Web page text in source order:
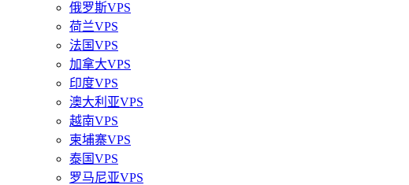
俄罗斯VPS
荷兰VPS
法国VPS
加拿大VPS
印度VPS
澳大利亚VPS
越南VPS
柬埔寨VPS
泰国VPS
罗马尼亚VPS